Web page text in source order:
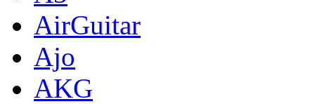
AirGuitar
Ajo
AKG